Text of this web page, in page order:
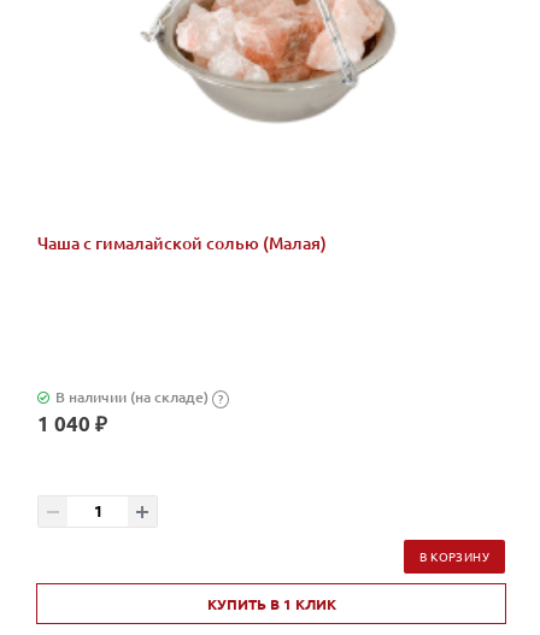
Чаша с гималайской солью (Малая)
В наличии (на складе) ?
1 040 ₽
В КОРЗИНУ
КУПИТЬ В 1 КЛИК